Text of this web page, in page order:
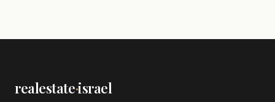
realestate·israel